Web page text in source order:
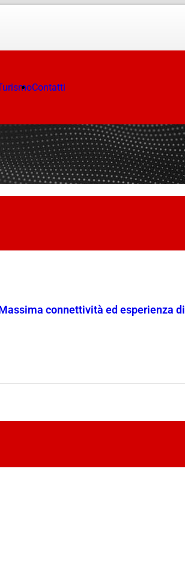
Contatti
connettività ed esperienza di